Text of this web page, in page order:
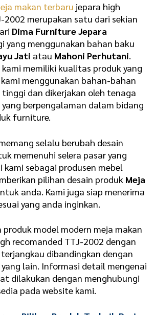
makan terbaru jepara high
2002 merupakan satu dari sekian
Dima Furniture Jepara
yang menggunakan bahan baku
Jati atau Mahoni Perhutani.
memiliki kualitas produk yang
menggunakan bahan-bahan
dan dikerjakan oleh tenaga
berpengalaman dalam bidang
furniture.
selalu berubah desain
memenuhi selera pasar yang
kami sebagai produsen mebel
pilihan desain produk Meja
anda. Kami juga siap menerima
yang anda inginkan.
produk model modern meja makan
recomanded TTJ-2002 dengan
dibandingkan dengan
lain. Informasi detail mengenai
dilakukan dengan menghubungi
pada website kami.